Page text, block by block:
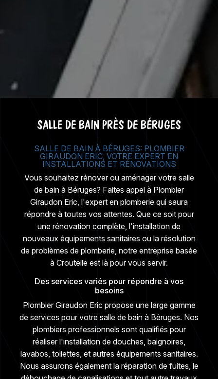
SALLE DE BAIN PRÈS DE BÉRUGES
SALLE DE BAIN À BÉRUGES: PLOMBIER
GIRAUDON ERIC, VOTRE EXPERT EN
INSTALLATIONS ET RÉNOVATIONS
Vous souhaitez rénover ou aménager votre salle
de bain à Béruges? Faites appel à Plombier
Giraudon Eric, l'expert en plomberie qui saura
répondre à toutes vos attentes. Que ce soit pour
une rénovation complète, l'installation de
nouveaux équipements sanitaires ou la résolution
de problèmes de plomberie, notre entreprise basée
à Croutelle est là pour vous servir.
Des services variés pour répondre à vos
besoins
Plombier Giraudon Eric propose une large gamme
de services pour votre salle de bain à Béruges. Nos
plombiers professionnels sont qualifiés pour
réaliser l'installation de douches, baignoires,
lavabos, toilettes, et autres équipements sanitaires.
Nous assurons également la réparation de fuites, le